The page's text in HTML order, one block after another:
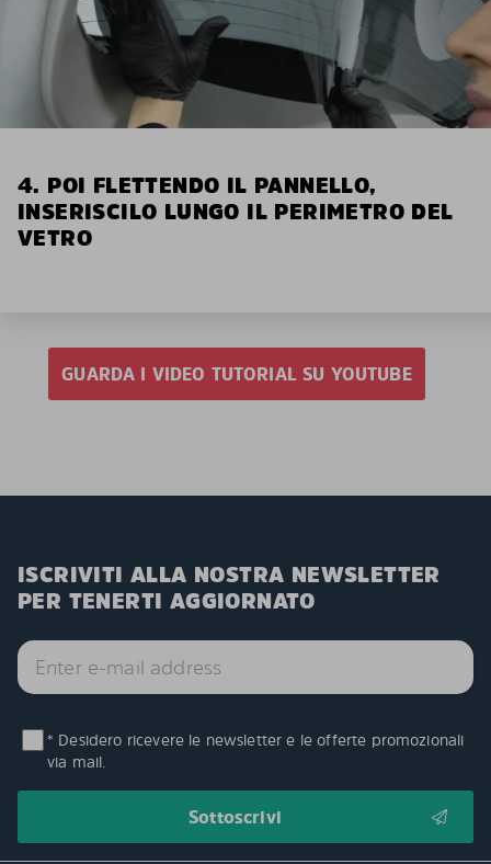
4. POI FLETTENDO IL PANNELLO,
INSERISCILO LUNGO IL PERIMETRO DEL
VETRO
GUARDA I VIDEO TUTORIAL SU YOUTUBE
ISCRIVITI ALLA NOSTRA NEWSLETTER
PER TENERTI AGGIORNATO
* Desidero ricevere le newsletter e le offerte promozionali
via mail.